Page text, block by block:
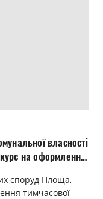
власності
на оформлення
Площа,